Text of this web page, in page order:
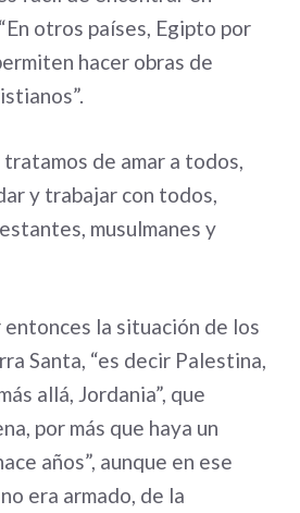
otros países, Egipto por
hacer obras de
de amar a todos,
y trabajar con todos,
musulmanes y
la situación de los
Santa, “es decir Palestina,
allá, Jordania”, que
por más que haya un
años”, aunque en ese
era armado, de la